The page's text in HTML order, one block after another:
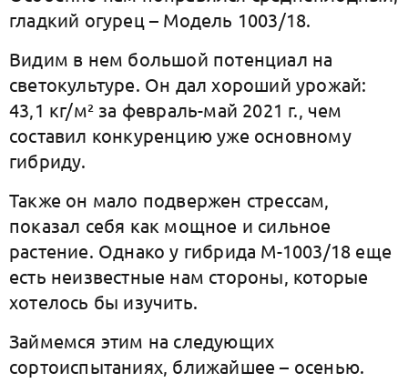
гладкий огурец – Модель 1003/18.
Видим в нем большой потенциал на
светокультуре. Он дал хороший урожай:
43,1 кг/м² за февраль-май 2021 г., чем
составил конкуренцию уже основному
гибриду.
Также он мало подвержен стрессам,
показал себя как мощное и сильное
растение. Однако у гибрида М-1003/18 еще
есть неизвестные нам стороны, которые
хотелось бы изучить.
Займемся этим на следующих
сортоиспытаниях, ближайшее – осенью.